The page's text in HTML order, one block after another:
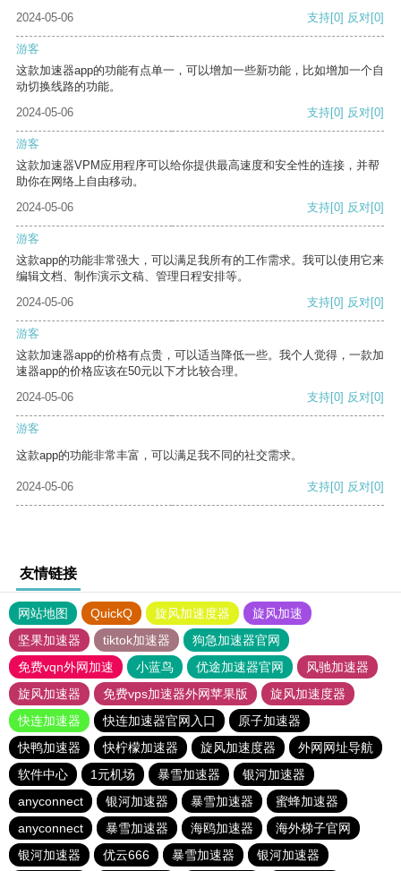
2024-05-06
支持[0] 反对[0]
游客
这款加速器app的功能有点单一，可以增加一些新功能，比如增加一个自
动切换线路的功能。
2024-05-06
支持[0] 反对[0]
游客
这款加速器VPM应用程序可以给你提供最高速度和安全性的连接，并帮
助你在网络上自由移动。
2024-05-06
支持[0] 反对[0]
游客
这款app的功能非常强大，可以满足我所有的工作需求。我可以使用它来
编辑文档、制作演示文稿、管理日程安排等。
2024-05-06
支持[0] 反对[0]
游客
这款加速器app的价格有点贵，可以适当降低一些。我个人觉得，一款加
速器app的价格应该在50元以下才比较合理。
2024-05-06
支持[0] 反对[0]
游客
这款app的功能非常丰富，可以满足我不同的社交需求。
2024-05-06 支持[0] 反对[0]
友情链接
网站地图 QuickQ 旋风加速度器
旋风加速
坚果加速器
tiktok加速器
狗急加速器官网
免费vqn外网加速
小蓝鸟 优途加速器官网
风驰加速器
旋风加速器
免费vps加速器外网苹果版
旋风加速度器
快连加速器
快连加速器官网入口
原子加速器
快鸭加速器
快柠檬加速器 旋风加速度器
外网网址导航
软件中心
1元机场 暴雪加速器
银河加速器
anyconnect
银河加速器 暴雪加速器
蜜蜂加速器
anyconnect
暴雪加速器 海鸥加速器
海外梯子官网
银河加速器
优云666 暴雪加速器 银河加速器